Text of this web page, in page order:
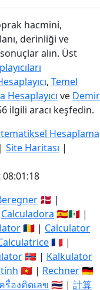
hacmini,
derinliği ve
alın. Üst
, Temel
Hesaplayıcı ve Demir
ilgili aracı keşfedin.
Hesaplama
| Site Haritası |
🇩🇰 |
Calculadora 🇪🇸🇲🇽 |
🇷🇴 | Calculator
🇫🇷 |
🇳🇴 | Kalkulator
🇻🇳 | Rechner🇩🇪
รื่องคิดเลข 🇹🇭 | 計算